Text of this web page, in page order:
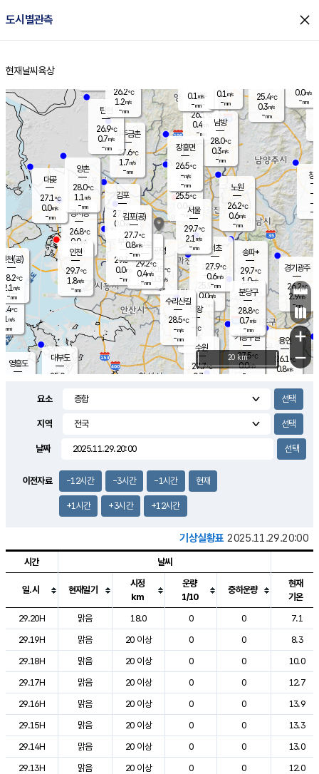
도시별관측 close
홈
현재날씨 육상
의도
℃
m/s
mm
영흥도
양주
26.1℃
0.4
-mm
과천
25.9℃
0.0m/s
- mm
용인
26.1℃
0.8m/s
경기광주
26.2℃
2.9m/s
-mm
1.1m/s
대부도
25.0
경서동
26.8℃
0.0m/s
-mm
파주금촌
27.6℃
1.7m/s
-mm
25.4℃
0.3m/s
-mm
대곶
27.1℃
0.0m/s
-mm
창
-
-m/
-
탄현
26.9℃
0.7m/s
-mm
0.0m/s
-mm
의왕
- ℃
m/s
mm
김포
27.8℃
0.0 m/s
mm
광명
30.5 ℃
0.3 m/s
-mm
부천
29.3℃
0.0m/s
-mm
양촌
28.0℃
1.1 m/s
-mm
구로
29.2℃
0.4m/s
-mm
은평
25.5℃
0.0 m/s
- mm
노원
26.2℃
0.6m/s
-mm
송파*
29.7℃
1.0m/s
-mm
서초
27.9℃
0.6m/s
-mm
남방
28.0℃
0.3m/s
-mm
기흥구갈
27.5℃
0.0m/s
-
수리산길
28.5℃
-m/s
-mm
분당구
28.8℃
0.7m/s
-mm
장흥면
26.5℃
-m/s
-mm
0.1 m/s
-mm
인천(공)
28.2℃
2.1 m/s
-mm
김포(공)
27.7℃
0.8m/s
-mm
수원
27.7℃
0.7 m/s
인천
29.7℃
1.8m/s
-mm
서울
29.7℃
2.1 m/s
-mm
26.2℃
1.2m/s
-mm
0.1 m/s
-mm
+
−
20 km
요소
지역
날짜
이전자료 -12시간 -3시간 -1시간 현재
+1시간 +3시간 +12시간
기상실황표 2025.11.29.20:00
도시별 기상실황표로 지점, 날씨, 기온, 강수, 바람, 기압등을 안내한 표입
시간 날씨
일.시 현재일기
시정
km
운량
1/10
중하운량
현재
기온
29.20H
맑음 18.0 0 0
7.1
29.19H
맑음 20 이상 0 0
8.3
29.18H
맑음 20 이상 0 0
10.0
29.17H
맑음 20 이상 0 0
12.7
29.16H
맑음 20 이상 0 0
13.9
29.15H
맑음 20 이상 0 0
13.3
29.14H
맑음 20 이상 0 0
13.0
29.13H
맑음 20 이상 0 0
12.0